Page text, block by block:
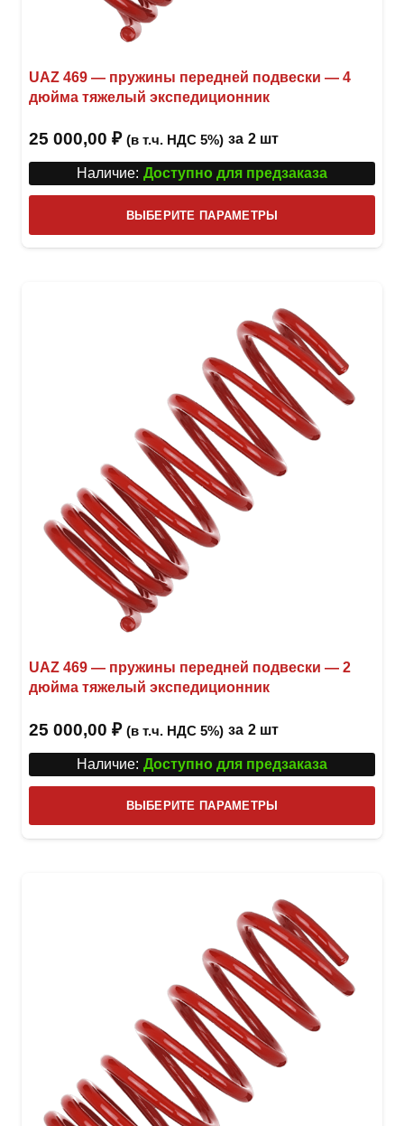
UAZ 469 — пружины передней подвески — 4
дюйма тяжелый экспедиционник
25 000,00 ₽ (в т.ч. НДС 5%) за 2 шт
Наличие: Доступно для предзаказа
ВЫБЕРИТЕ ПАРАМЕТРЫ
товар
UAZ 469 — пружины передней подвески — 2
дюйма тяжелый экспедиционник
25 000,00 ₽ (в т.ч. НДС 5%) за 2 шт
Наличие: Доступно для предзаказа
ВЫБЕРИТЕ ПАРАМЕТРЫ
товар